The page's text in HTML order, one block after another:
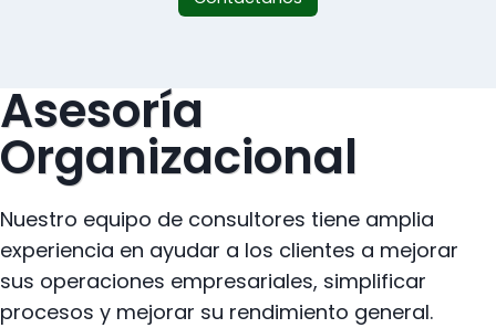
Asesoría
Organizacional
Nuestro equipo de consultores tiene amplia
experiencia en ayudar a los clientes a mejorar
sus operaciones empresariales, simplificar
procesos y mejorar su rendimiento general.